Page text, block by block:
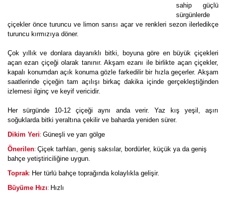
sahip güçlü
sürgünlerde
çiçekler önce turuncu ve limon sarısı açar ve renkleri sezon ilerledikçe
turuncu kırmızıya döner.
Çok yıllık ve donlara dayanıklı bitki, boyuna göre en büyük çiçekleri
açan ezan çiçeği olarak tanınır. Akşam ezanı ile birlikte açan çiçekler,
kapalı konumdan açık konuma gözle farkedilir bir hızla geçerler. Akşam
saatlerinde çiçeğin tam açılışı birkaç dakika içinde gerçekleştiğinden
izlemesi ilginç ve keyif vericidir.
Her sürgünde 10-12 çiçeği aynı anda verir. Yaz kış yeşil, aşırı
soğuklarda bitki yeraltına çekilir ve baharda yeniden sürer.
Dikim Yeri: Güneşli ve yarı gölge
Önerilen: Çiçek tarhları, geniş saksılar, bordürler, küçük ya da geniş
bahçe yetiştiriciliğine uygun.
Toprak: Her türlü bahçe toprağında kolaylıkla gelişir.
Büyüme Hızı: Hızlı